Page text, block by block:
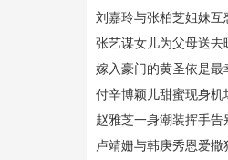
刘嘉玲与张柏芝姐妹互
张艺谋女儿为父母送去
嫁入豪门的黄圣依是最
付辛博颖儿甜蜜现身
赵雅芝一身潮装挥手告
卢靖姗与韩庚秀恩爱撒